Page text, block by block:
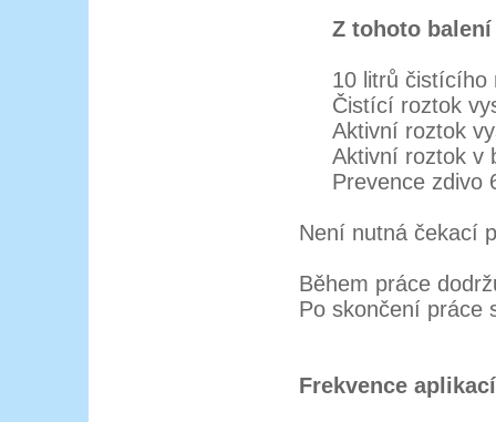
Z tohoto balení
10 litrů čistícího
Čistící roztok
Aktivní roztok
Aktivní roztok v
Prevence zdivo
Není nutná čekací
Během práce
Po skončení práce
Frekvence aplikací